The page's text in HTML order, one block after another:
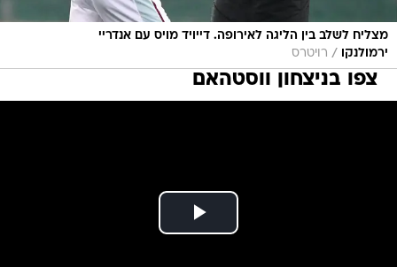
מצליח לשלב בין הליגה לאירופה. דייויד מויס עם אנדריי
ירמולנקו
/ רויטרס
צפו בניצחון ווסטהאם